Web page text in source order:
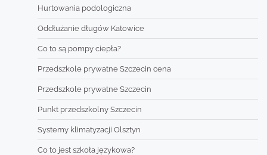
Hurtowania podologiczna
Oddłużanie długów Katowice
Co to są pompy ciepła?
Przedszkole prywatne Szczecin cena
Przedszkole prywatne Szczecin
Punkt przedszkolny Szczecin
Systemy klimatyzacji Olsztyn
Co to jest szkoła językowa?